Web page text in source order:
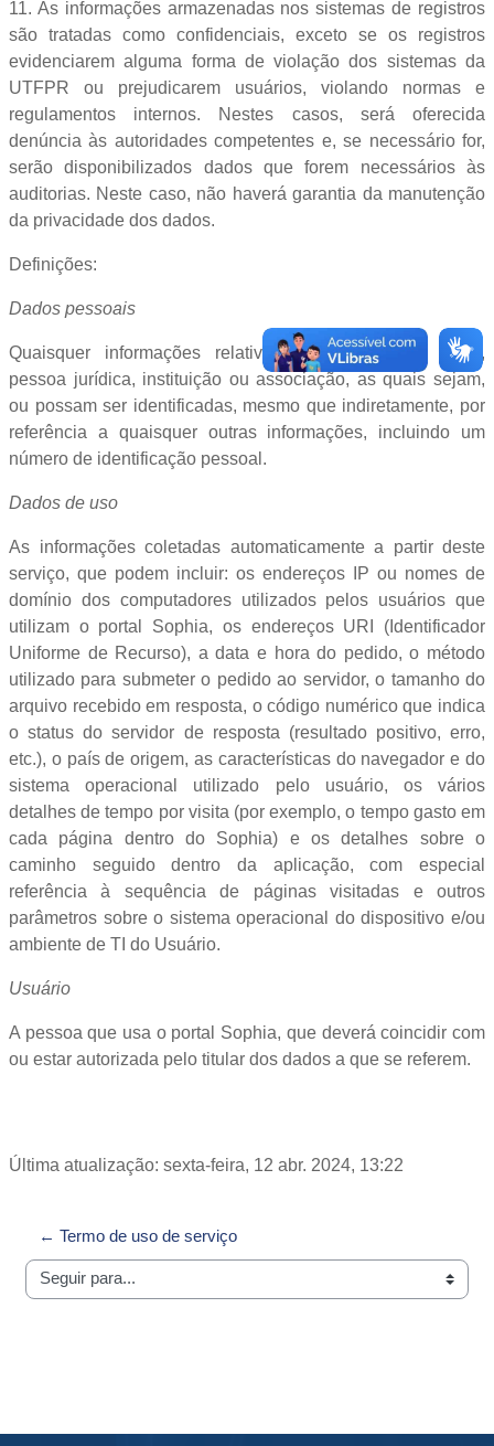
11. As informações armazenadas nos sistemas de registros
são tratadas como confidenciais, exceto se os registros
evidenciarem alguma forma de violação dos sistemas da
UTFPR ou prejudicarem usuários, violando normas e
regulamentos internos. Nestes casos, será oferecida
denúncia às autoridades competentes e, se necessário for,
serão disponibilizados dados que forem necessários às
auditorias. Neste caso, não haverá garantia da manutenção
da privacidade dos dados.
Definições:
Dados pessoais
Quaisquer informações relativas a uma pessoa física,
pessoa jurídica, instituição ou associação, as quais sejam,
ou possam ser identificadas, mesmo que indiretamente, por
referência a quaisquer outras informações, incluindo um
número de identificação pessoal.
Dados de uso
As informações coletadas automaticamente a partir deste
serviço, que podem incluir: os endereços IP ou nomes de
domínio dos computadores utilizados pelos usuários que
utilizam o portal Sophia, os endereços URI (Identificador
Uniforme de Recurso), a data e hora do pedido, o método
utilizado para submeter o pedido ao servidor, o tamanho do
arquivo recebido em resposta, o código numérico que indica
o status do servidor de resposta (resultado positivo, erro,
etc.), o país de origem, as características do navegador e do
sistema operacional utilizado pelo usuário, os vários
detalhes de tempo por visita (por exemplo, o tempo gasto em
cada página dentro do Sophia) e os detalhes sobre o
caminho seguido dentro da aplicação, com especial
referência à sequência de páginas visitadas e outros
parâmetros sobre o sistema operacional do dispositivo e/ou
ambiente de TI do Usuário.
Usuário
A pessoa que usa o portal Sophia, que deverá coincidir com
ou estar autorizada pelo titular dos dados a que se referem.
Última atualização: sexta-feira, 12 abr. 2024, 13:22
← Termo de uso de serviço
Seguir para...